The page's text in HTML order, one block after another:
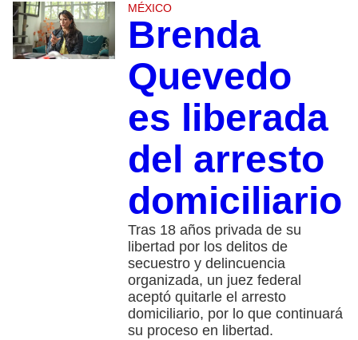
MÉXICO
Brenda
Quevedo
es liberada
del arresto
domiciliario
Tras 18 años privada de su
libertad por los delitos de
secuestro y delincuencia
organizada, un juez federal
aceptó quitarle el arresto
domiciliario, por lo que continuará
su proceso en libertad.